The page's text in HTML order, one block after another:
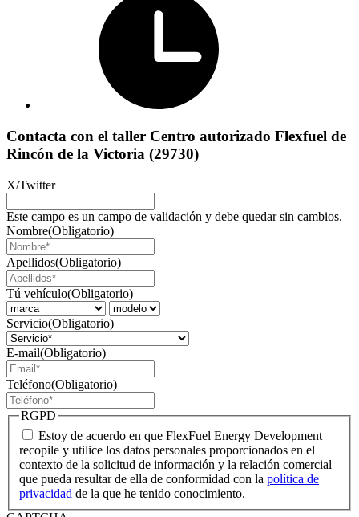
Contacta con el taller Centro autorizado Flexfuel de
Rincón de la Victoria (29730)
X/Twitter
Este campo es un campo de validación y debe quedar sin cambios.
Nombre(Obligatorio)
Apellidos(Obligatorio)
Tú vehículo(Obligatorio)
Servicio(Obligatorio)
E-mail(Obligatorio)
Teléfono(Obligatorio)
RGPD
Estoy de acuerdo en que FlexFuel Energy Development
recopile y utilice los datos personales proporcionados en el
contexto de la solicitud de información y la relación comercial
que pueda resultar de ella de conformidad con la política de
privacidad de la que he tenido conocimiento.